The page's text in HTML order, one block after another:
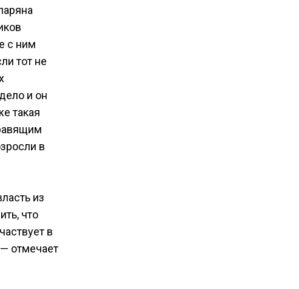
с ним
тот не
и он
такая
в
из
что
в
отмечает